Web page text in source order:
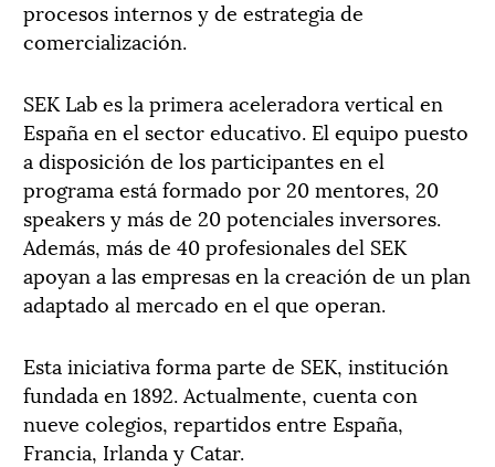
procesos internos y de estrategia de
comercialización.
SEK Lab es la primera aceleradora vertical en
España en el sector educativo. El equipo puesto
a disposición de los participantes en el
programa está formado por 20 mentores, 20
speakers y más de 20 potenciales inversores.
Además, más de 40 profesionales del SEK
apoyan a las empresas en la creación de un plan
adaptado al mercado en el que operan.
Esta iniciativa forma parte de SEK, institución
fundada en 1892. Actualmente, cuenta con
nueve colegios, repartidos entre España,
Francia, Irlanda y Catar.